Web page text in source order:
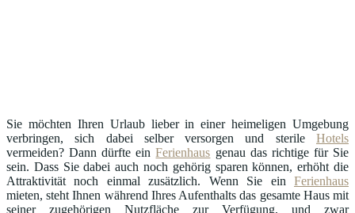
Sie möchten Ihren Urlaub lieber in einer heimeligen Umgebung
verbringen, sich dabei selber versorgen und sterile Hotels
vermeiden? Dann dürfte einFerienhaus genau das richtige für Sie
sein. Dass Sie dabei auch noch gehörig sparen können, erhöht die
Attraktivität noch einmal zusätzlich. Wenn Sie ein Ferienhaus
mieten, steht Ihnen während Ihres Aufenthalts das gesamte Haus mit
seiner zugehörigen Nutzfläche zur Verfügung, und zwar